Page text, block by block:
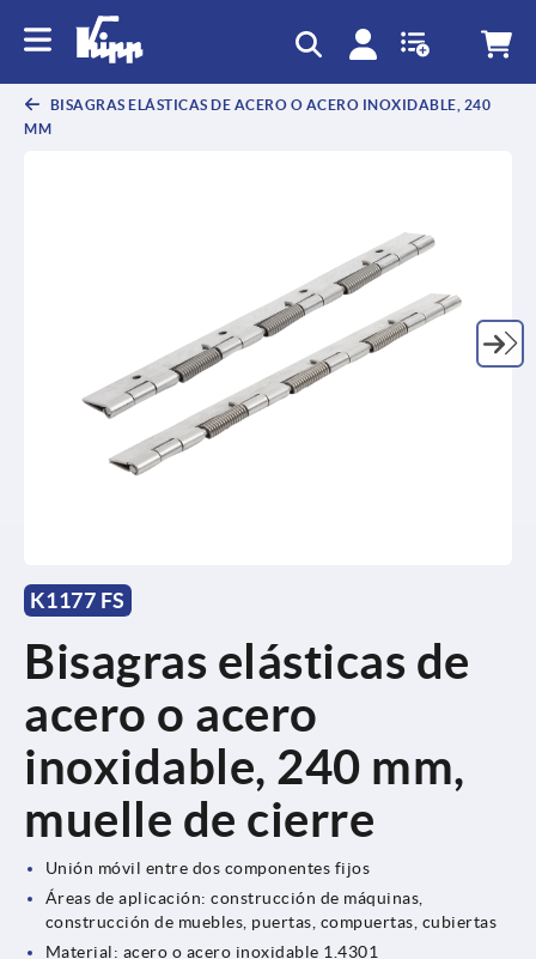
BISAGRAS ELÁSTICAS DE ACERO O ACERO INOXIDABLE, 240
MM
K1177 FS
Bisagras elásticas de
acero o acero
inoxidable, 240 mm,
muelle de cierre
Unión móvil entre dos componentes fijos
Áreas de aplicación: construcción de máquinas,
construcción de muebles, puertas, compuertas, cubiertas
Material: acero o acero inoxidable 1.4301